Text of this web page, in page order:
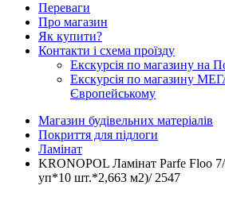
Переваги
Про магазин
Як купити?
Контакти і схема проїзду
Екскурсія по магазину на
Екскурсія по магазину
Європейському
Магазин будівельних матеріалів
Покриття для підлоги
Ламінат
KRONOPOL Ламінат Parfe Floo
уп*10 шт.*2,663 м2)/ 2547